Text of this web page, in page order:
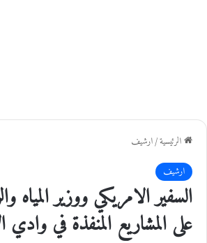
الرئيسية/ارشيف
ارشيف
السفير الامريكي ووزير المياه
على المشاريع المنفذة في وادي